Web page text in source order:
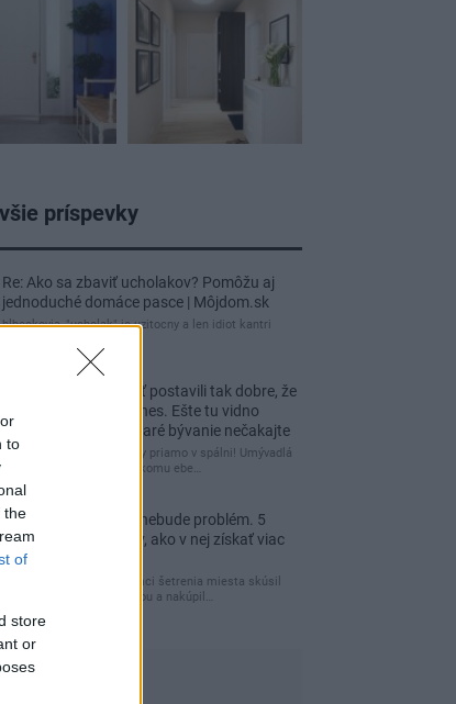
to
the
of
store
or
príspevky
Re: Ako sa zbaviť ucholakov? Pomôžu aj
jednoduché domáce pasce | Môjdom.sk
blbeckovia, "ucholak" je uzitocny a len idiot kantri
Re: Vidiecku usadlosť postavili tak dobre, že
domáceho chráni i dnes. Ešte tu vidno
kamenné múry, no staré bývanie nečakajte
čakám kedy budú wc misy priamo v spálni! Umývadlá
už sú štandardom! Tu niekomu ebe…
Re: Tesná spálňa už nebude problém. 5
praktických nápadov, ako v nej získať viac
úložného miesta
Ja som pred časom v rámci šetrenia miesta skúsil
využiť priestor pod posteľou a nakúpil…